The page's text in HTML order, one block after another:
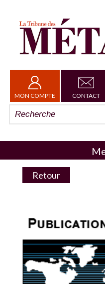
MON COMPTE CONTACT
Retour